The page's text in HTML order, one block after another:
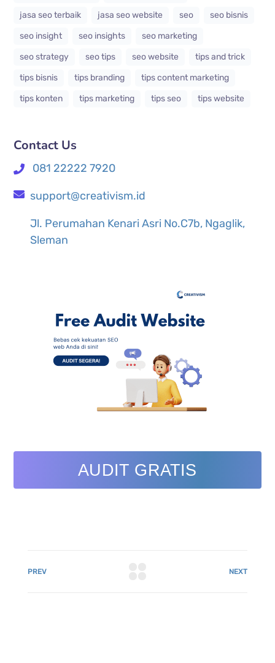
jasa seo terbaik
jasa seo website seo
seo bisnis
seo insight
seo insights
seo marketing
seo strategy
seo tips seo website
tips and trick
tips bisnis
tips branding
tips content marketing
tips konten
tips marketing tips seo tips website
Contact Us
081 22222 7920
support@creativism.id
Jl. Perumahan Kenari Asri No.C7b, Ngaglik,
Sleman
AUDIT GRATIS
PREV NEXT